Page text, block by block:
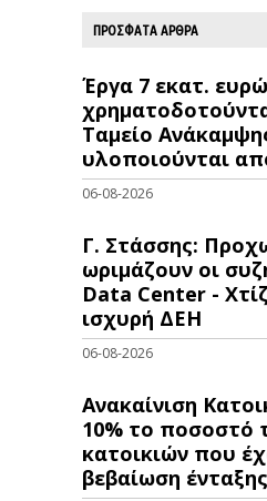
ΠΡΟΣΦΑΤΑ ΑΡΘΡΑ
Έργα 7 εκατ.
Ταμείο
υλοποιούνται
06-08-2026
Γ. Στάσσης:
ωριμάζουν οι
Data Center -
ισχυρή ΔΕΗ
06-08-2026
Ανακαίνιση
10% το ποσοστό
κατοικιών που
βεβαίωση ένταξης